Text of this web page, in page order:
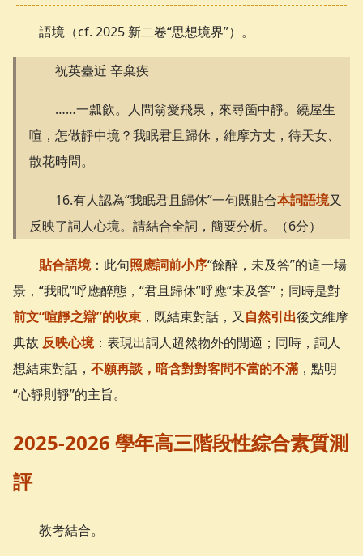
語境（cf. 2025 新二卷“思想境界”）。
祝英臺近 辛棄疾
……一瓢飲。人問翁愛飛泉，來尋箇中靜。繞屋生
喧，怎做靜中境？我眠君且歸休，維摩方丈，待天女、
散花時問。
16.有人認為“我眠君且歸休”一句既貼合本詞語境又
反映了詞人心境。請結合全詞，簡要分析。（6分）
貼合語境：此句照應詞前小序“餘醉，未及答”的這一場
景，“我眠”呼應醉態，“君且歸休”呼應“未及答”；同時是對
前文“喧靜之辯”的收束 ，既結束對話，又自然引出後文維摩
典故 反映心境：表現出詞人超然物外的閒適；同時，詞人
想結束對話， 不願再談，暗含對對客問不當的不滿 ，點明
“心靜則靜”的主旨。
2025-2026 學年高三階段性綜合素質測
評
教考結合。